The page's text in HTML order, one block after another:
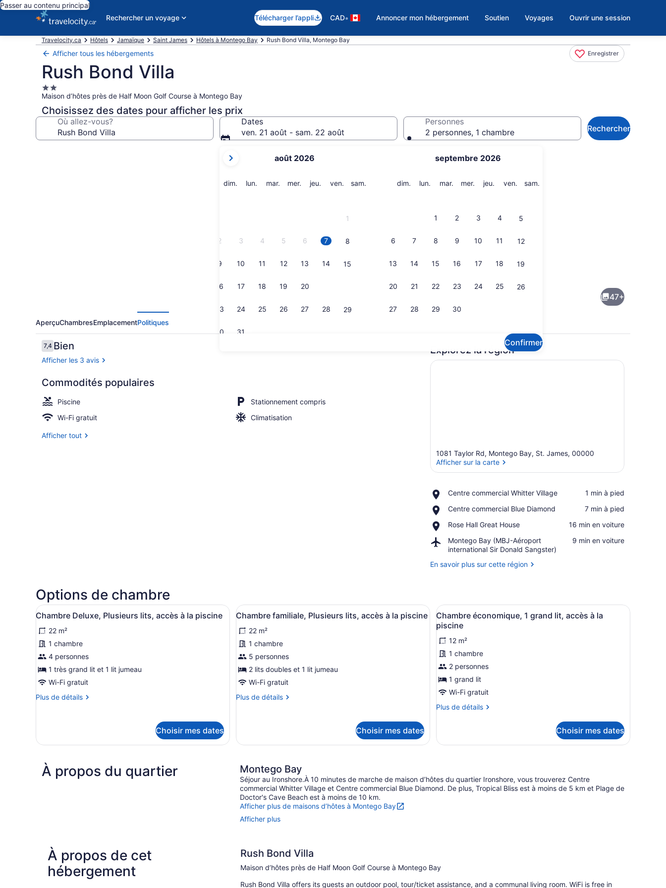
Passer au contenu principal
Rechercher un voyage
Télécharger l’appli CAD• Annoncer mon hébergement Soutien Voyages Ouvrir une session
Travelocity.ca Hôtels Jamaïque Saint James Hôtels à Montego Bay Rush Bond Villa, Montego Bay
Afficher tous les hébergements Enregistrer
Rush Bond Villa
Hébergement
2.0 étoiles
Maison d’hôtes près de Half Moon Golf Course à Montego Bay
Choisissez des dates pour afficher les prix
Où allez-vous?
Dates
ven. 21 août - sam. 22 août
mois
sont
août 2026
dim. dimanche
lun. lundimar. mardi
mer. mercredi
jeu. jeudiven. vendredi
sam.
1
2 3 4 5 6 7 8
9 10 11 12 13 14 15
16 17 18 19 20
23 24 25 26 27 28 29
30 31
septembre 2026
dim. dimanche
lun. lundimar. mardi
mer. mercredi
jeu. jeudiven. vendredi
sam.
1 2 3 4 5
6 7 8 9 10 11 12
13 14 15 16 17 18 19
20 21 22 23 24 25 26
27 28 29 30
Confirmer
Personnes
2 personnes, 1 chambre
Rechercher
Piscine extérieure
Point d’intérêt
47+
AperçuChambresEmplacementPolitiques
Avis
7,47,4 sur 10 –
Bien
Afficher les 3 avis
Commodités populaires
Piscine
Stationnement compris
Wi-Fi gratuit
Climatisation
Afficher tout
Explorez la région
1081 Taylor Rd, Montego Bay, St. James, 00000
Afficher sur la carte
Centre commercial Whitter Village
Place,
commercial
Village
‪1 min à pied‬
Centre commercial Blue Diamond
Place,
commercial
Diamond
‪7 min à pied‬
Rose Hall Great House
Place,
Hall
Great
House
‪16 min en voiture‬
Montego Bay (MBJ-Aéroport
international Sir Donald Sangster)
Airport,
Montego
(MBJ-
Sangster)
‪9 min en voiture‬
En savoir plus sur cette région
Options de chambre
Afficher
toutes
les
photos
pour
ce
type
chambre :
lits,
Accès au Wi-Fi (inclus), ameublement unique, literie fournie
13
Chambre Deluxe, Plusieurs lits, accès à la piscine
22 m²
1 chambre
4 personnes
1 très grand lit et 1 lit jumeau
Wi-Fi gratuit
Plus de détails
Plus
Deluxe,
accès
Choisir mes dates
Afficher
toutes
les
photos
pour
ce
type
chambre :
lits,
à
la
piscine
Accès au Wi-Fi (inclus), ameublement unique, literie fournie
10
Chambre familiale, Plusieurs lits, accès à la piscine
22 m²
1 chambre
5 personnes
2 lits doubles et 1 lit jumeau
Wi-Fi gratuit
Plus de détails
Plus
familiale,
accès
la
piscine
Choisir mes dates
Afficher
toutes
les
photos
pour
ce
type
de
Chambre
grand
à
la
Accès au Wi-Fi (inclus), ameublement
8
Chambre économique, 1 grand lit, accès à la
piscine
12 m²
1 chambre
2 personnes
1 grand lit
Wi-Fi gratuit
Plus de détails
Plus
Chambre
lit,
accès
Choisir mes dates
À propos du quartier Montego Bay
Séjour au Ironshore.À 10 minutes de marche de maison d’hôtes du quartier Ironshore, vous trouverez Centre
commercial Whitter Village et Centre commercial Blue Diamond. De plus, Tropical Bliss est à moins de 5 km et Plage de
Doctor's Cave Beach est à moins de 10 km.
Afficher plus de maisons d’hôtes à Montego Bay
Afficher plus
À propos de cet
hébergement
Rush Bond Villa
Maison d’hôtes près de Half Moon Golf Course à Montego Bay
Rush Bond Villa offers its guests an outdoor pool, tour/ticket assistance, and a communal living room. WiFi is free in